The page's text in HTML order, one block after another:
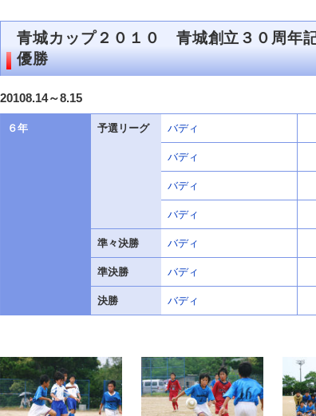
青城カップ２０１０ 青城創立３０周年
優勝
20108.14～8.15
６年 予選リーグ バディ
バディ
バディ
バディ
準々決勝 バディ
準決勝 バディ
決勝 バディ